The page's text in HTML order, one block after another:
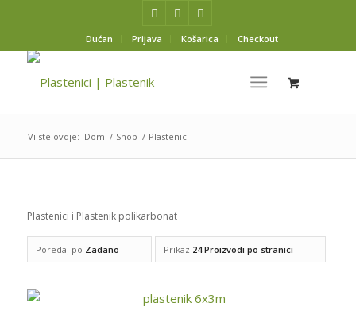
Dućan Prijava Košarica Checkout
Vi ste ovdje: Dom / Shop / Plastenici
Plastenici i Plastenik polikarbonat
Poredaj po Zadano Prikaz 24 Proizvodi po stranici